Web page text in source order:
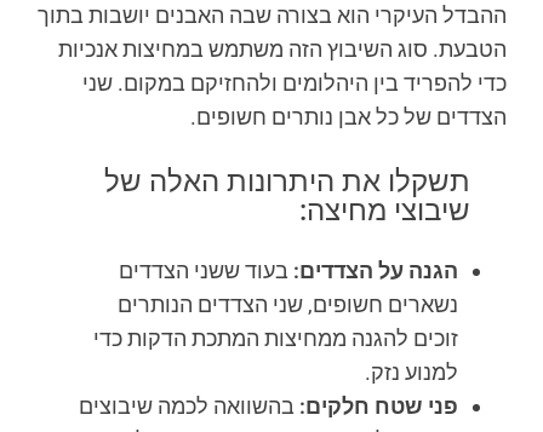
ההבדל העיקרי הוא בצורה שבה האבנים יושבות בתוך
הטבעת. סוג השיבוץ הזה משתמש במחיצות אנכיות
כדי להפריד בין היהלומים ולהחזיקם במקום. שני
הצדדים של כל אבן נותרים חשופים.
תשקלו את היתרונות האלה של
שיבוצי מחיצה:
הגנה על הצדדים: בעוד ששני הצדדים
נשארים חשופים, שני הצדדים הנותרים
זוכים להגנה ממחיצות המתכת הדקות כדי
למנוע נזק.
פני שטח חלקים: בהשוואה לכמה שיבוצים